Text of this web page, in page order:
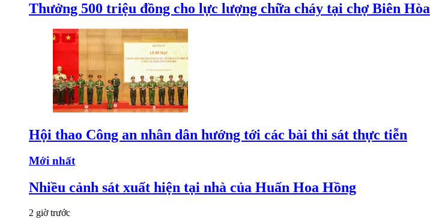
Thưởng 500 triệu đồng cho lực lượng chữa cháy tại chợ Biên Hòa
Hội thao Công an nhân dân hướng tới các bài thi sát thực tiễn
Mới nhất
Nhiều cảnh sát xuất hiện tại nhà của Huấn Hoa Hồng
2 giờ trước